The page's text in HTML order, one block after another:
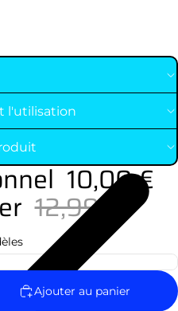
l'utilisation
10,00 €
12,99 €
Ajouter au panier